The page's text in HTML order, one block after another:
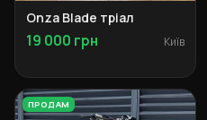
Onza Blade тріал
19 000 грн Київ
ПРОДАМ